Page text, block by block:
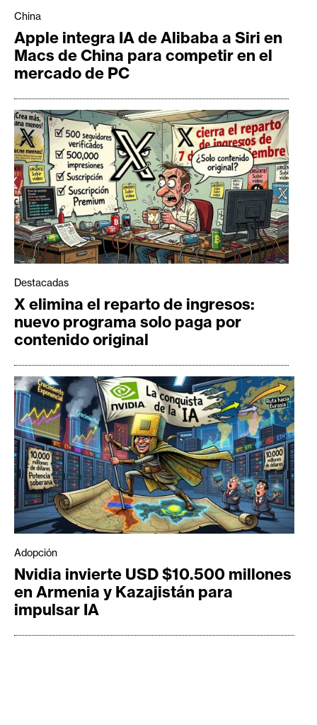
China
Apple integra IA de Alibaba a Siri en
Macs de China para competir en el
mercado de PC
Destacadas
X elimina el reparto de ingresos:
nuevo programa solo paga por
contenido original
Adopción
Nvidia invierte USD $10.500 millones
en Armenia y Kazajistán para
impulsar IA